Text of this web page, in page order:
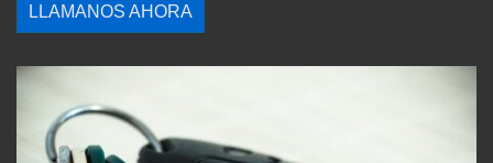
LLAMANOS AHORA